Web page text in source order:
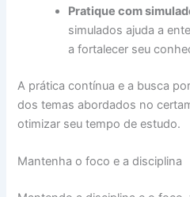
Pratique com
simulados ajuda a
a fortalecer seu
A prática contínua e a busca
dos temas abordados no
otimizar seu tempo de estudo.
Mantenha o foco e a disciplina